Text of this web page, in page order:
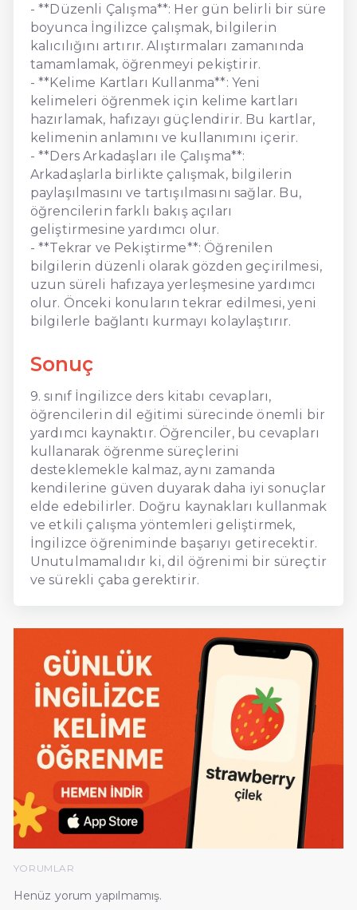
- **Düzenli Çalışma**: Her gün belirli bir süre
boyunca İngilizce çalışmak, bilgilerin
kalıcılığını artırır. Alıştırmaları zamanında
tamamlamak, öğrenmeyi pekiştirir.
- **Kelime Kartları Kullanma**: Yeni
kelimeleri öğrenmek için kelime kartları
hazırlamak, hafızayı güçlendirir. Bu kartlar,
kelimenin anlamını ve kullanımını içerir.
- **Ders Arkadaşları ile Çalışma**:
Arkadaşlarla birlikte çalışmak, bilgilerin
paylaşılmasını ve tartışılmasını sağlar. Bu,
öğrencilerin farklı bakış açıları
geliştirmesine yardımcı olur.
- **Tekrar ve Pekiştirme**: Öğrenilen
bilgilerin düzenli olarak gözden geçirilmesi,
uzun süreli hafızaya yerleşmesine yardımcı
olur. Önceki konuların tekrar edilmesi, yeni
bilgilerle bağlantı kurmayı kolaylaştırır.
Sonuç
9. sınıf İngilizce ders kitabı cevapları,
öğrencilerin dil eğitimi sürecinde önemli bir
yardımcı kaynaktır. Öğrenciler, bu cevapları
kullanarak öğrenme süreçlerini
desteklemekle kalmaz, aynı zamanda
kendilerine güven duyarak daha iyi sonuçlar
elde edebilirler. Doğru kaynakları kullanmak
ve etkili çalışma yöntemleri geliştirmek,
İngilizce öğreniminde başarıyı getirecektir.
Unutulmamalıdır ki, dil öğrenimi bir süreçtir
ve sürekli çaba gerektirir.
YORUMLAR
Henüz yorum yapılmamış.